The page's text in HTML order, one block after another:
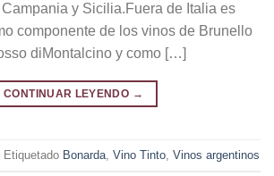
y Sicilia.Fuera de Italia es
componente de los vinos de Brunello
diMontalcino y como […]
CONTINUAR LEYENDO →
Etiquetado Bonarda Vino Tinto Vinos argentinos